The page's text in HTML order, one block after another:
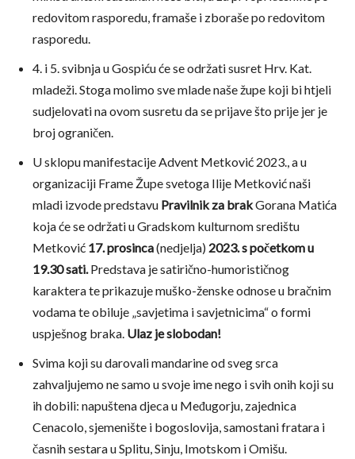
redovitom rasporedu, framaše i zboraše po redovitom
rasporedu.
4. i 5. svibnja u Gospiću će se održati susret Hrv. Kat.
mladeži. Stoga molimo sve mlade naše župe koji bi htjeli
sudjelovati na ovom susretu da se prijave što prije jer je
broj ograničen.
U sklopu manifestacije Advent Metković 2023., a u
organizaciji Frame Župe svetoga Ilije Metković naši
mladi izvode predstavu Pravilnik za brakGorana Matića
koja će se održati u Gradskom kulturnom središtu
Metković 17. prosinca(nedjelja) 2023.s početkom u
19.30 sati.Predstava je satirično-humorističnog
karaktera te prikazuje muško-ženske odnose u bračnim
vodama te obiluje „savjetima i savjetnicima“ o formi
uspješnog braka. Ulaz je slobodan!
Svima koji su darovali mandarine od sveg srca
zahvaljujemo ne samo u svoje ime nego i svih onih koji su
ih dobili: napuštena djeca u Međugorju, zajednica
Cenacolo, sjemenište i bogoslovija, samostani fratara i
časnih sestara u Splitu, Sinju, Imotskom i Omišu.